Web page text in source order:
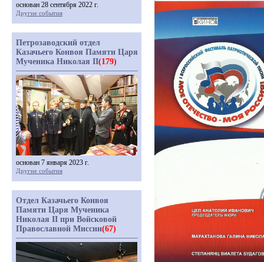
основан 28 сентября 2022 г.
Другие события
Петрозаводский отдел
Казачьего Конвоя Памяти Царя
Мученика Николая II(179)
основан 7 января 2023 г.
Другие события
Отдел Казачьего Конвоя
Памяти Царя Мученика
Николая II при Войсковой
Православной Миссии(67)